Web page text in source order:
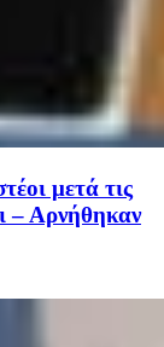
μετά τις
– Αρνήθηκαν